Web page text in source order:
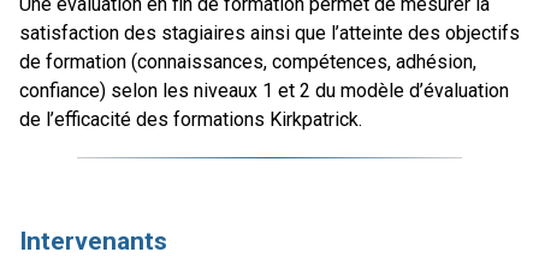
satisfaction des stagiaires ainsi que l’atteinte des objectifs
de formation (connaissances, compétences, adhésion,
confiance) selon les niveaux 1 et 2 du modèle d’évaluation
de l’efficacité des formations Kirkpatrick.
Intervenants